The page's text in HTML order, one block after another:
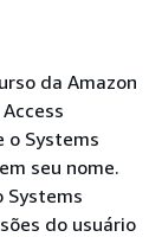
da Amazon
o Systems
seu nome.
Systems
do usuário